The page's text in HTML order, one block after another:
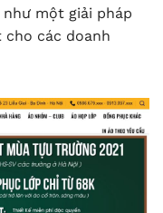
một giải pháp
các doanh